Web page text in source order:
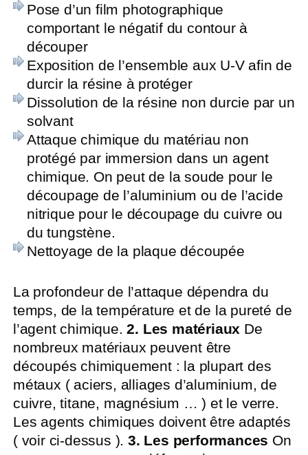
Pose d’un film photographique
comportant le négatif du contour à
découper
Exposition de l’ensemble aux U-V afin de
durcir la résine à protéger
Dissolution de la résine non durcie par un
solvant
Attaque chimique du matériau non
protégé par immersion dans un agent
chimique. On peut de la soude pour le
découpage de l’aluminium ou de l’acide
nitrique pour le découpage du cuivre ou
du tungstène.
Nettoyage de la plaque découpée
La profondeur de l’attaque dépendra du
temps, de la température et de la pureté de
l’agent chimique.2. Les matériaux De
nombreux matériaux peuvent être
découpés chimiquement : la plupart des
métaux ( aciers, alliages d’aluminium, de
cuivre, titane, magnésium … ) et le verre.
Les agents chimiques doivent être adaptés
( voir ci-dessus ). 3. Les performances On